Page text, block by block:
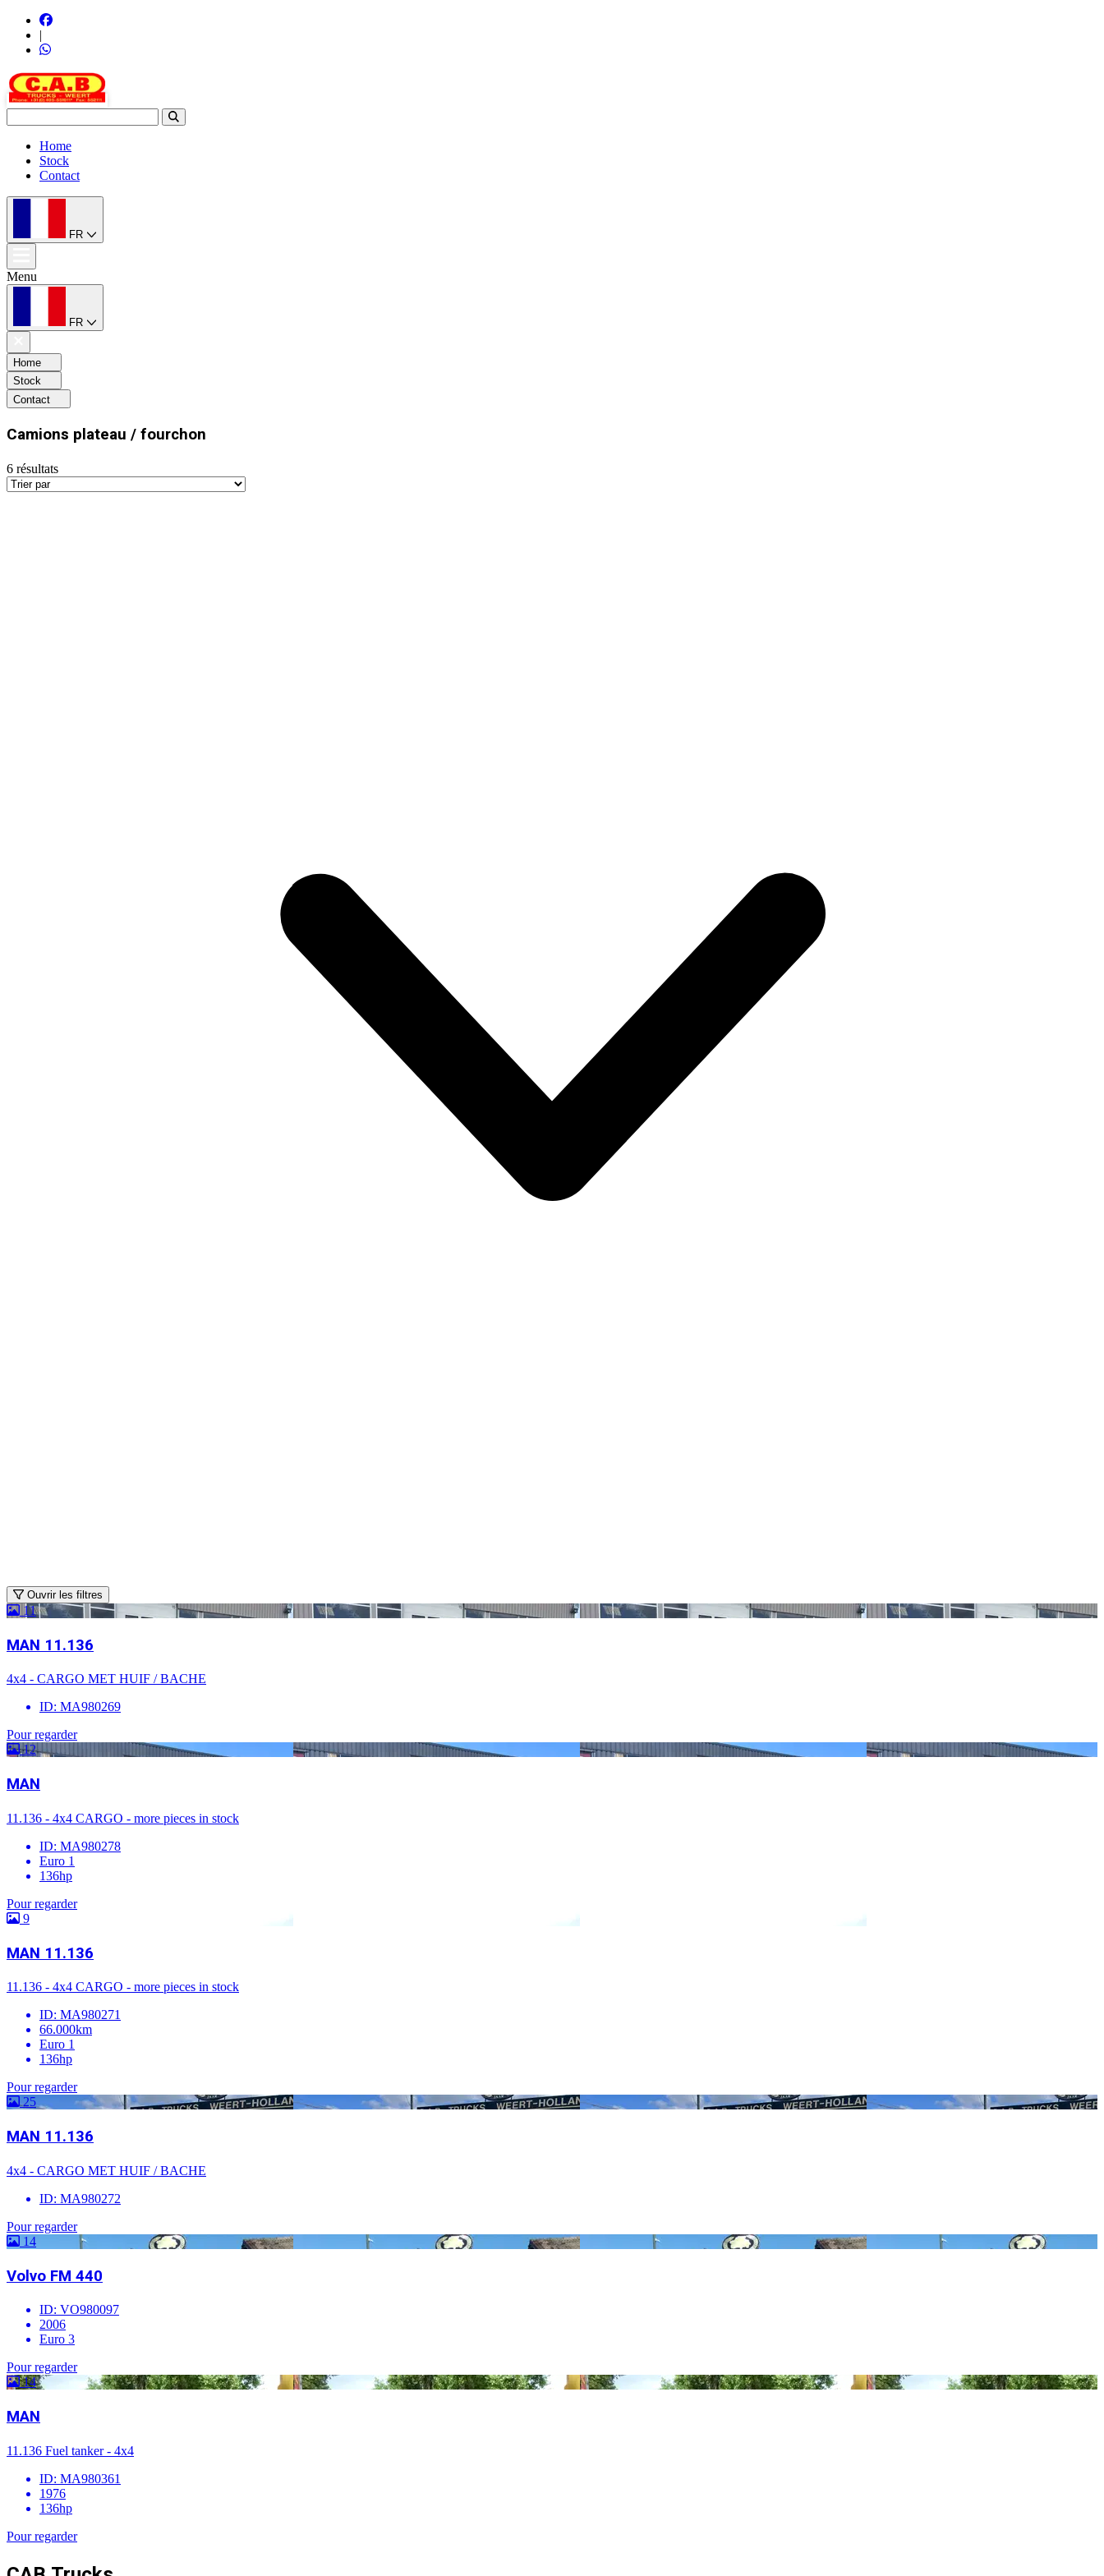
|
Home
Stock
Contact
FR
Menu
FR
Home
Stock
Contact
Camions plateau / fourchon
6 résultats
Ouvrir les filtres
11
MAN 11.136
4x4 - CARGO MET HUIF / BACHE
ID: MA980269
Pour regarder
12
MAN
11.136 - 4x4 CARGO - more pieces in stock
ID: MA980278
Euro 1
136hp
Pour regarder
9
MAN 11.136
11.136 - 4x4 CARGO - more pieces in stock
ID: MA980271
66.000km
Euro 1
136hp
Pour regarder
25
MAN 11.136
4x4 - CARGO MET HUIF / BACHE
ID: MA980272
Pour regarder
14
Volvo FM 440
ID: VO980097
2006
Euro 3
Pour regarder
14
MAN
11.136 Fuel tanker - 4x4
ID: MA980361
1976
136hp
Pour regarder